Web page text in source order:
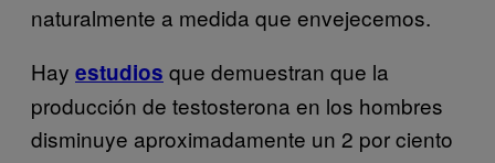
naturalmente a medida que envejecemos.
Hay estudios que demuestran que la
producción de testosterona en los hombres
disminuye aproximadamente un 2 por ciento